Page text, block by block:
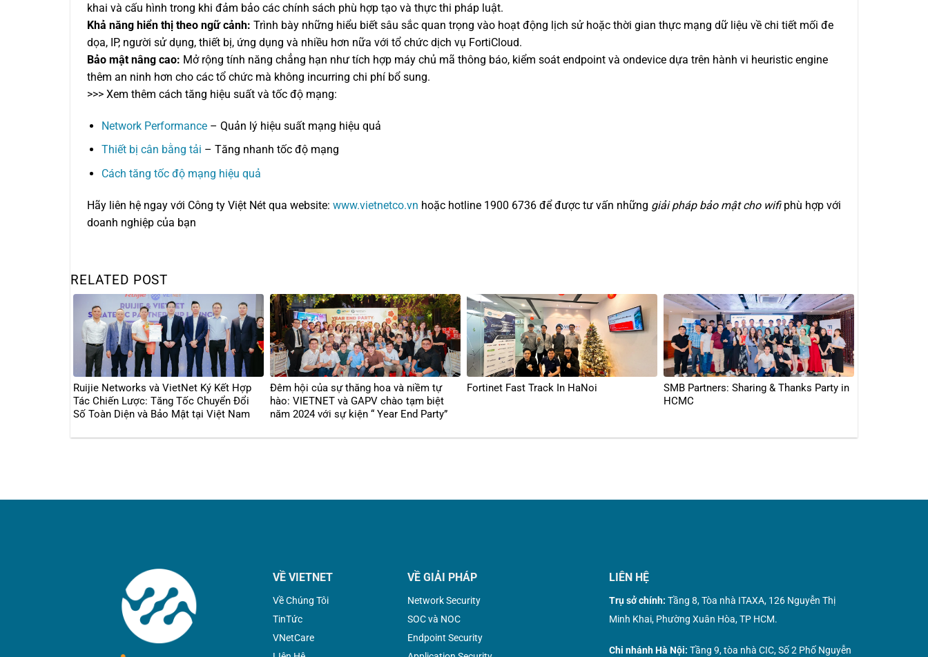
khai và cấu hình trong khi đảm bảo các chính sách phù hợp tạo và thực thi pháp luật.
Khả năng hiển thị theo ngữ cảnh: Trình bày những hiểu biết sâu sắc quan trọng vào hoạt động lịch sử hoặc thời gian thực mạng dữ liệu về chi tiết mối đe
dọa, IP, người sử dụng, thiết bị, ứng dụng và nhiều hơn nữa với tổ chức dịch vụ FortiCloud.
Bảo mật nâng cao: Mở rộng tính năng chẳng hạn như tích hợp máy chủ mã thông báo, kiểm soát endpoint và ondevice dựa trên hành vi heuristic engine
thêm an ninh hơn cho các tổ chức mà không incurring chi phí bổ sung.
>>> Xem thêm cách tăng hiệu suất và tốc độ mạng:
Network Performance– Quản lý hiệu suất mạng hiệu quả
Thiết bị cân bằng tải – Tăng nhanh tốc độ mạng
Cách tăng tốc độ mạng hiệu quả
Hãy liên hệ ngay với Công ty Việt Nét qua website: www.vietnetco.vn hoặc hotline 1900 6736 để được tư vấn những giải pháp bảo mật cho wifiphù hợp với
doanh nghiệp của bạn
RELATED POST
Ruijie Networks và VietNet Ký Kết Hợp
Tác Chiến Lược: Tăng Tốc Chuyển Đổi
Số Toàn Diện và Bảo Mật tại Việt Nam
Đêm hội của sự thăng hoa và niềm tự
hào: VIETNET và GAPV chào tạm biệt
năm 2024 với sự kiện “ Year End Party”
Fortinet Fast Track In HaNoi
SMB Partners: Sharing & Thanks Party in
HCMC
VỀ VIETNET
Về Chúng Tôi
TinTức
VNetCare
VỀ GIẢI PHÁP
Network Security
SOC và NOC
Endpoint Security
LIÊN HỆ
Trụ sở chính: Tầng 8, Tòa nhà ITAXA, 126 Nguyễn Thị
Minh Khai, Phường Xuân Hòa, TP HCM.
Chi nhánh Hà Nội: Tầng 9, tòa nhà CIC, Số 2 Phố Nguyễn